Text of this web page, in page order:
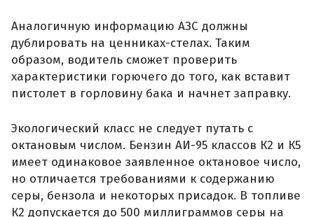
Аналогичную информацию АЗС должны
дублировать на ценниках-стелах. Таким
образом, водитель сможет проверить
характеристики горючего до того, как вставит
пистолет в горловину бака и начнет заправку.
Экологический класс не следует путать с
октановым числом. Бензин АИ-95 классов К2 и К5
имеет одинаковое заявленное октановое число,
но отличается требованиями к содержанию
серы, бензола и некоторых присадок. В топливе
К2 допускается до 500 миллиграммов серы на